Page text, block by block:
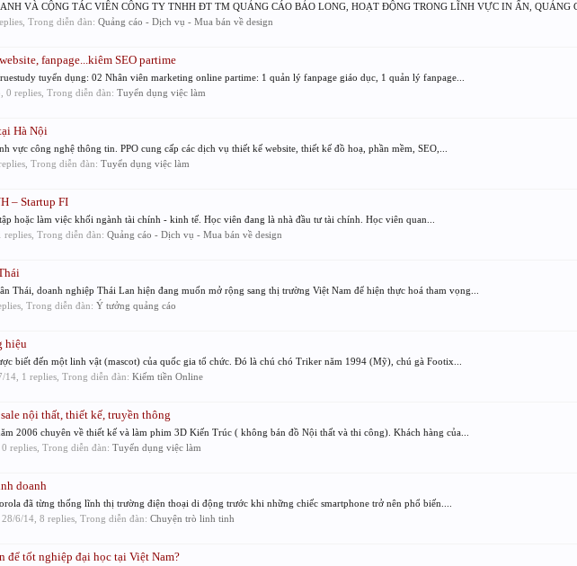
VÀ CỘNG TÁC VIÊN CÔNG TY TNHH ĐT TM QUẢNG CÁO BẢO LONG, HOẠT ĐỘNG TRONG LĨNH VỰC IN ẤN, QUẢNG
Trong diễn đàn: Quảng cáo - Dịch vụ - Mua bán về design
fanpage...kiêm SEO partime
tuyển dụng: 02 Nhân viên marketing online partime: 1 quản lý fanpage giáo dục, 1 quản lý fanpage...
, 0 replies, Trong diễn đàn: Tuyển dụng việc làm
Hà Nội
vực công nghệ thông tin. PPO cung cấp các dịch vụ thiết kế website, thiết kế đồ hoạ, phần mềm, SEO,...
replies, Trong diễn đàn: Tuyển dụng việc làm
– Startup FI
hoặc làm việc khối ngành tài chính - kinh tế. Học viên đang là nhà đầu tư tài chính. Học viên quan...
replies, Trong diễn đàn: Quảng cáo - Dịch vụ - Mua bán về design
Thái, doanh nghiệp Thái Lan hiện đang muốn mở rộng sang thị trường Việt Nam để hiện thực hoá tham vọng...
Trong diễn đàn: Ý tưởng quảng cáo
hiệu
biết đến một linh vật (mascot) của quốc gia tổ chức. Đó là chú chó Triker năm 1994 (Mỹ), chú gà Footix...
14, 1 replies, Trong diễn đàn: Kiếm tiền Online
nội thất, thiết kế, truyền thông
2006 chuyên về thiết kế và làm phim 3D Kiến Trúc ( không bán đồ Nội thất và thi công). Khách hàng của...
replies, Trong diễn đàn: Tuyển dụng việc làm
doanh
đã từng thống lĩnh thị trường điện thoại di động trước khi những chiếc smartphone trở nên phổ biến....
28/6/14, 8 replies, Trong diễn đàn: Chuyện trò linh tinh
để tốt nghiệp đại học tại Việt Nam?